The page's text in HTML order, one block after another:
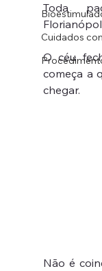
Cuidados
Toda
O céu
começa a
chegar.
Não é